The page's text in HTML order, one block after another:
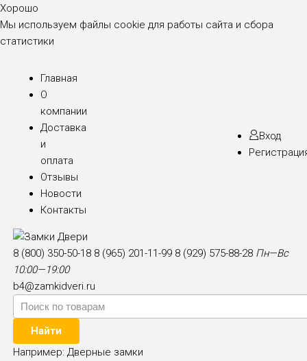
Хорошо
Мы используем файлы cookie для работы сайта и сбора
статистики
Главная
О
компании
Доставка
и
оплата
Отзывы
Новости
Контакты
Вход
8 (800) 350-50-18 8 (965) 201-11-99 8 (929) 575-88-28 Пн—Вс
10:00—19:00
b4@zamkidveri.ru
Найти
Например:Дверные замки